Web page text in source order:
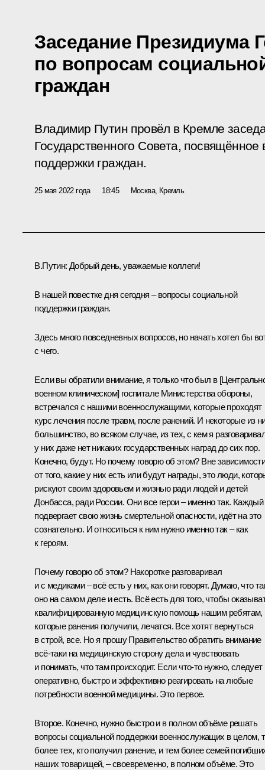
Заседание Президиума
по вопросам
граждан
Владимир Путин провёл в Кремле
Государственного Совета,
поддержки граждан.
25 мая 2022 года 18:45 Москва, Кремль
В.Путин: Добрый день, уважаемые коллеги!
В нашей повестке дня сегодня – вопросы социальной
поддержки граждан.
Здесь много повседневных вопросов, но начать хотел бы
с чего.
Если вы обратили внимание, я только чтобыл в
военном клиническом] госпитале Министерства обороны,
встречался с нашими военнослужащими, которые проходят
курс лечения после травм, после ранений. И некоторые из
большинство, во всяком случае, из тех, с кем я
у них даже нет никаких государственных наград до сих пор.
Конечно, будут. Но почему говорю об этом? Вне
от того, какие у них есть или будут награды, это люди,
рискуют своим здоровьем и жизнью ради людей и детей
Донбасса, ради России. Они все герои – именно так. Каждый
подвергает свою жизнь смертельной опасности, идёт на это
сознательно. И относиться к ним нужно именно так – как
к героям.
Почему говорю об этом? Накоротке разговаривал
и с медиками – всё есть у них, как они говорят. Думаю, что
оно на самом деле и есть. Всё есть для того, чтобы
квалифицированную медицинскую помощь нашим ребятам,
которые ранения получили, лечатся. Все хотят вернуться
в строй, все. Но я прошу Правительство обратить внимание
всё-таки на медицинскую сторону дела и чувствовать
и понимать, что там происходит. Если что-то нужно, следует
оперативно, быстро и эффективно реагировать на любые
потребности военной медицины. Это первое.
Второе. Конечно, нужно быстро и в полном объёме решать
вопросы социальной поддержки военнослужащих в целом,
более тех, кто получил ранение, и тем более семей
наших товарищей, – своевременно, в полном объёме. Это